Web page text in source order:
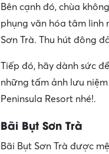
Bên cạnh đó, chùa
phụng văn hóa tâm linh
Sơn Trà. Thu hút đông
Tiếp đó, hãy dành sức
những tấm ảnh lưu
Peninsula Resort nhé!.
Bãi Bụt Sơn Trà
Bãi Bụt Sơn Trà được